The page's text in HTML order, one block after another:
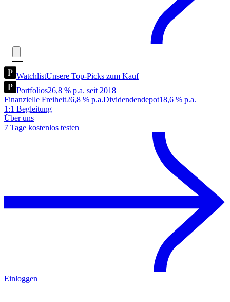
WatchlistUnsere Top-Picks zum Kauf
Portfolios26,8 % p.a. seit 2018
Finanzielle Freiheit26,8 % p.a.Dividendendepot18,6 % p.a.
1:1 Begleitung
Über uns
7 Tage kostenlos testen
Einloggen